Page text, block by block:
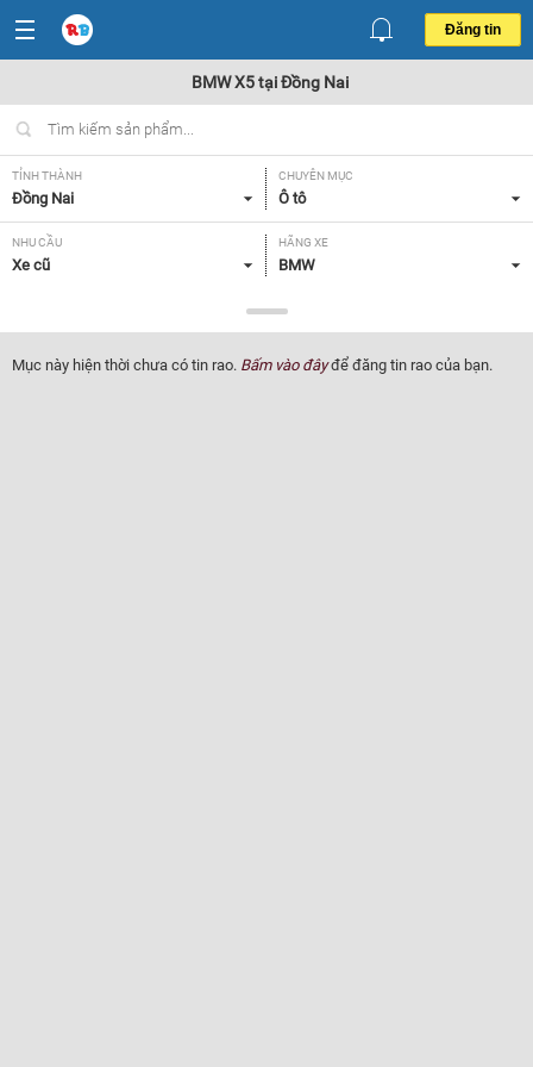
Đăng tin
BMW X5 tại Đồng Nai
TỈNH THÀNH
Đồng Nai
CHUYÊN MỤC
Ô tô
NHU CẦU
Xe cũ
HÃNG XE
BMW
X5
NĂM SẢN XUẤT
Tất cả
GIÁ XE XUẤT XỨ
Mục này hiện thời chưa có tin rao. Bấm vào đâyđể đăng tin rao của bạn.